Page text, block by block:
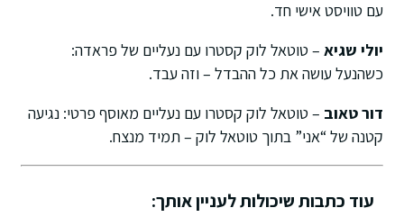
עם טוויסט אישי חד.
יולי שגיא– טוטאל לוק קסטרו עם נעליים של פראדה:
כשהנעל עושה את כל ההבדל – וזה עבד.
דור טאוב– טוטאל לוק קסטרו עם נעליים מאוסף פרטי: נגיעה
קטנה של “אני” בתוך טוטאל לוק – תמיד מנצח.
עוד כתבות שיכולות לעניין אותך: